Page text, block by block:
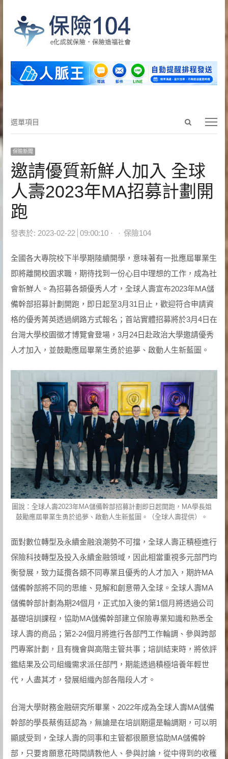
Open
search
選
項
目
選單項目
保險新聞
邀請優質新鮮人加入 全球
人壽2023年MA招募計劃開
跑
發表於: 2023-02-22 09:00:10 Author
保險104
全國各大專院校下半學期陸續開學，意味著有一批應屆畢業生
即將離開校園求職，期待找到一份心目中理想的工作，成為社
會新鮮人。為招募各類優秀人才，全球人壽宣布2023年MA儲
備幹部招募計劃開跑，即日起至3月31日止，歡迎符合申請資
格的優秀菁英透過網路方式報名；首站實體招募將於3月4日在
台灣大學校園徵才博覽會登場，3月24日赴政治大學邀請優秀
人才加入，並鼓勵應屆畢業生勇於追夢、啟動人生新藍圖。
圖說：全球人壽2023年MA儲備幹部招募計劃即日起開跑，MA學長姐
鼓勵應屆畢業生勇於追夢、啟動人生新藍圖。（全球人壽提供）。
面對數位轉型及永續金融浪潮勢不可擋，全球人壽正積極進行
保險科技轉型及投入永續金融領域，因此相當重視多元部門均
衡發展，致力延攬各類不同專業且優秀的人才加入，期許MA
儲備幹部將不同的思維、見解和創意帶入全球。全球人壽MA
儲備幹部計劃為期24個月，正式加入後的第1個月將透過公司
基礎培訓課程，協助MA儲備幹部建立保險專業知識和熟悉全
球人壽的商品；第2-24個月將進行各部門工作輪調、參與跨部
門專案計劃，且有機會與高階主管共事；培訓結束時，將依評
鑑結果及公司組織需求派任部門，期能透過積極培養年輕世
代，人盡其才，發展組織內部各階段人才。
台灣大學財務金融研究所畢業、2022年成為全球人壽MA儲備
幹部的學長蔡侑廷認為，無論是在培訓期還是輪調期，可以明
顯感受到，全球人壽的同事和主管都很願意協助MA儲備幹
部，只要肯願意花時間請教他人、參與討論，從中得到的收穫